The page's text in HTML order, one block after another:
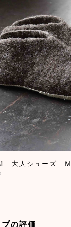
大人シューズ Ｍ
の評価